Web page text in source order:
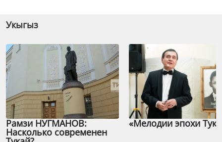
Укыгыз
Рамзи НУГМАНОВ:
Насколько современен
«Мелодии эпохи